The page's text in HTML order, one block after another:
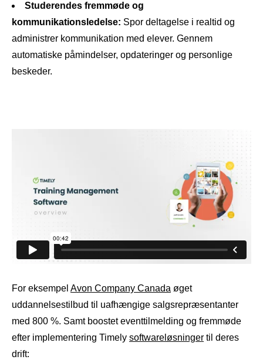
Studerendes fremmøde og
kommunikationsledelse: Spor deltagelse i realtid og
administrer kommunikation med elever. Gennem
automatiske påmindelser, opdateringer og personlige
beskeder.
For eksempel Avon Company Canada øget
uddannelsestilbud til uafhængige salgsrepræsentanter
med 800 %. Samt boostet eventtilmelding og fremmøde
efter implementering Timely softwareløsninger til deres
drift: